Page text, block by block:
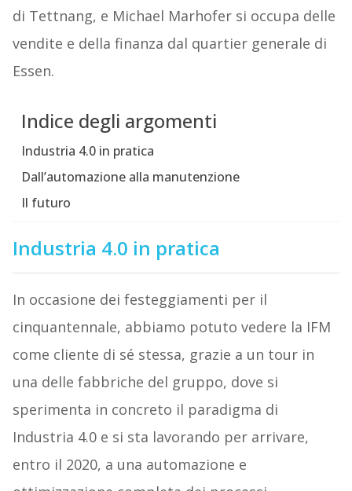
di Tettnang, e Michael Marhofer si occupa delle
vendite e della finanza dal quartier generale di
Essen.
Indice degli argomenti
Industria 4.0 in pratica
Dall’automazione alla manutenzione
Il futuro
Industria 4.0 in pratica
In occasione dei festeggiamenti per il
cinquantennale, abbiamo potuto vedere la IFM
come cliente di sé stessa, grazie a un tour in
una delle fabbriche del gruppo, dove si
sperimenta in concreto il paradigma di
Industria 4.0 e si sta lavorando per arrivare,
entro il 2020, a una automazione e